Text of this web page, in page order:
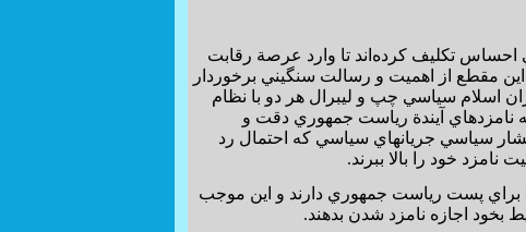
لازم قانوني احساس تكليف كرده‌اند تا وارد عرصة رقابت
مقطع از اهميت و رسالت سنگيني برخوردار
اسلام سياسي چپ و ليبرال هر دو با نظام
نامزدهاي آيندة رياست جمهوري دقت و
سياسي جريانهاي سياسي كه احتمال رد
خود را بالا ببرند.
براي پست رياست جمهوري دارند و اين موجب
بخود اجازه نامزد شدن بدهند.